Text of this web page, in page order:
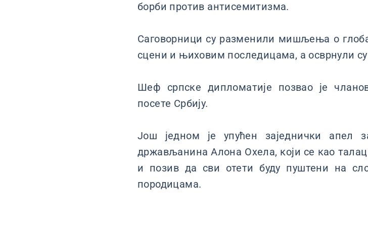
борби против антисемитизма.
Саговорници су разменили мишљења о
сцени и њиховим последицама, а осврнули
Шеф српске дипломатије позвао је
посете Србију.
Још једном је упућен заједнички апел
држављанина Алона Охела, који се као
и позив да сви отети буду пуштени на
породицама.